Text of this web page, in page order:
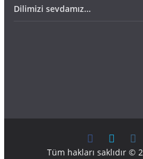
Dilimizi sevdamız…
Tüm hakları saklıdır ©